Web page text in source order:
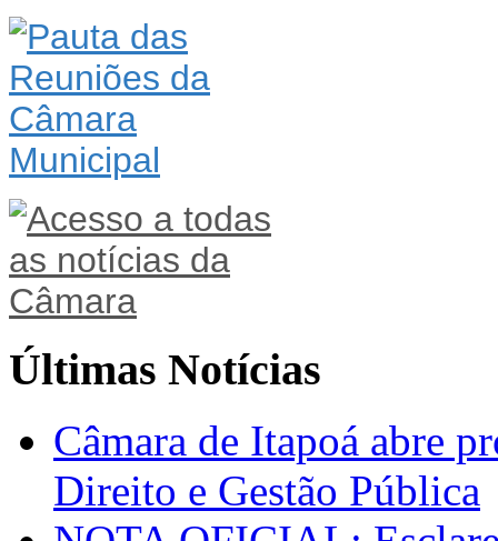
Últimas Notícias
Câmara de Itapoá abre
Direito e Gestão Pública